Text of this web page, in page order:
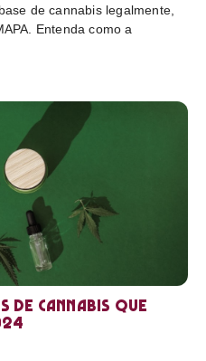
de cannabis legalmente,
Entenda como a
de cannabis que